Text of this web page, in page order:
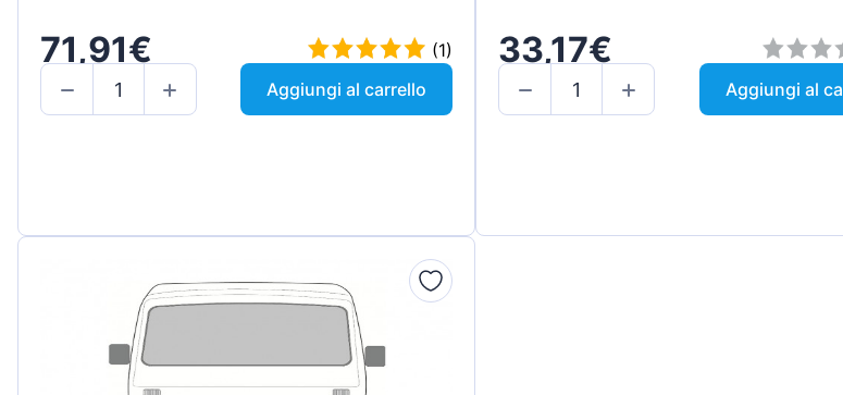
71,91€
(1)
Aggiungi al carrello
33,17€
Aggiungi al